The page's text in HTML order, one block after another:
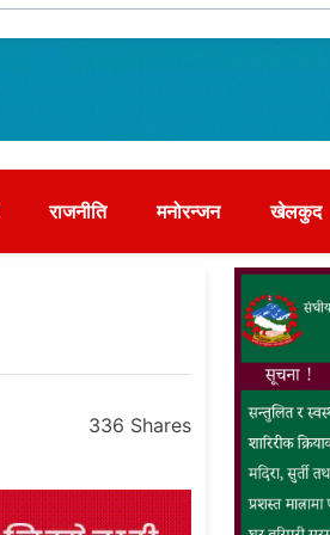
राजनीति मनोरन्जन खेलकुद
336 Shares